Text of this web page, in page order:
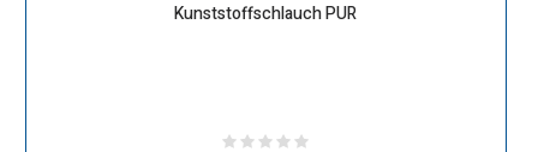
Kunststoffschlauch PUR